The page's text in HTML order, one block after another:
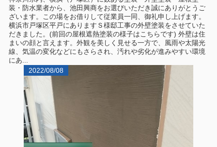
2022/08/08
装・防水業者から、池田興商をお選びいただき誠にありがとうご
ざいます。この場をお借りして従業員一同、御礼申し上げます。
横浜市戸塚区平戸にありますＳ様邸工事の外壁塗装をさせていた
だきました。(前回の屋根遮熱塗装の様子はこちらです) 外壁は住
まいの顔と言えます。外観を美しく見せる一方で、風雨や太陽光
線、気温の変化などにもさらされ、汚れや劣化が進みやすい環境
にあ...